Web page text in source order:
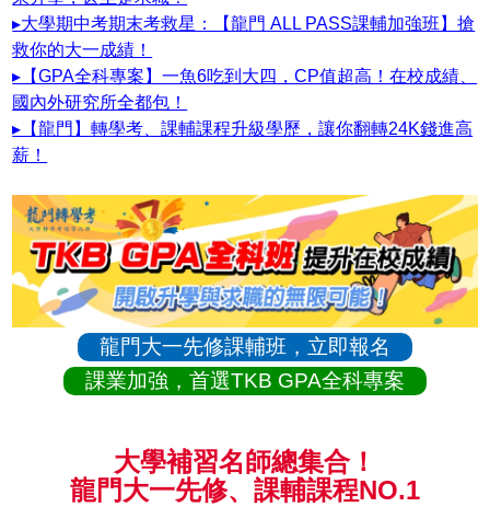
▸大學期中考期末考救星：【龍門 ALL PASS課輔加強班】搶
救你的大一成績！
▸【GPA全科專案】一魚6吃到大四，CP值超高！在校成績、
國內外研究所全都包！
▸【龍門】轉學考、課輔課程升級學歷，讓你翻轉24K錢進高
薪！
龍門大一先修課輔班，立即報名
課業加強，首選TKB GPA全科專案
大學補習名師總集合！
龍門大一先修、課輔課程NO.1